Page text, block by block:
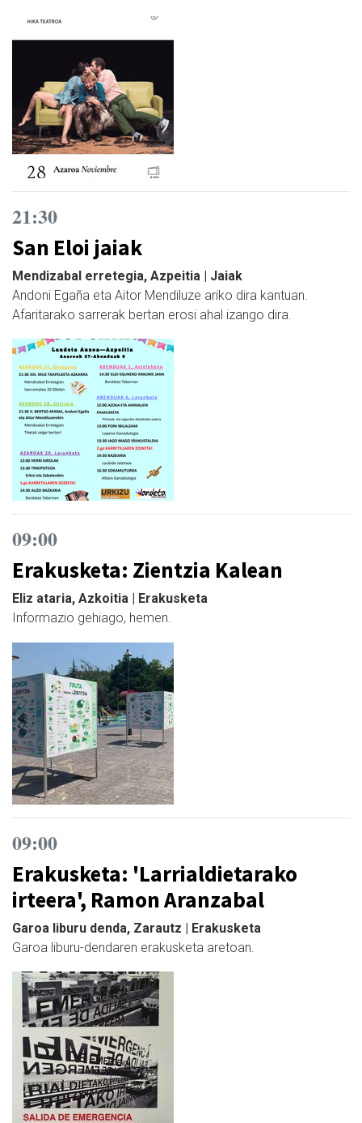
21:30
San Eloi jaiak
Mendizabal erretegia, Azpeitia | Jaiak
Andoni Egaña eta Aitor Mendiluze ariko dira kantuan.
Afaritarako sarrerak bertan erosi ahal izango dira.
09:00
Erakusketa: Zientzia Kalean
Eliz ataria, Azkoitia | Erakusketa
Informazio gehiago, hemen.
09:00
Erakusketa: 'Larrialdietarako
irteera', Ramon Aranzabal
Garoa liburu denda, Zarautz | Erakusketa
Garoa liburu-dendaren erakusketa aretoan.